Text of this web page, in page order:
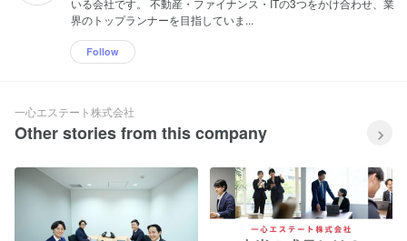
いる会社です。 不動産・ファイナンス・ITの3つをかけ合わせ、業
界のトップランナーを目指していま...
Follow
一心エステート株式会社
Other stories from this company